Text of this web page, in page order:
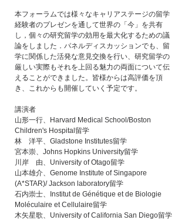
本フォーラムでは様々なキャリアステージの留学
経験者のプレゼンを通して世界の「今」を共有
し，個々の研究留学の効用を最大化するための議
論をしました．パネルディスカッションでも、留
学に関係した活発な意見交換を行い、研究留学の
厳しい実際もそれを上回る魅力の両面について伝
えることができました。皆様からは高評価を頂
き、これからも開催していく予定です。
講演者
山形一行、Harvard Medical School/Boston
Children's Hospital留学
林　洋平、Gladstone Institutes留学
宮本崇、Johns Hopkins University留学
川岸　由、University of Otago留学
山本雄介、Genome Institute of Singapore
(A*STAR)/ Jackson laboratory留学
石内崇士、Institut de Génétique et de Biologie
Moléculaire et Cellulaire留学
木矢星歌、University of California San Diego留学